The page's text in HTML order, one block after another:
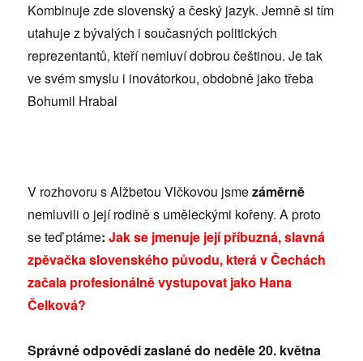
Kombinuje zde slovenský a český jazyk. Jemně si tím
utahuje z bývalých i současných politických
reprezentantů, kteří nemluví dobrou češtinou. Je tak
ve svém smyslu i inovátorkou, obdobně jako třeba
Bohumil Hrabal
V rozhovoru s Alžbetou Vlčkovou jsmezáměrně
nemluvili o její rodině s uměleckými kořeny. A proto
se teď ptáme: Jak se jmenuje její příbuzná, slavná
zpěvačka slovenského původu, která v Čechách
začala profesionálně vystupovat jako Hana
Čelková?
Správné odpovědi zaslané do neděle 20. května